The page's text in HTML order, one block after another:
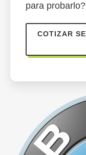
para probarlo?
COTIZAR